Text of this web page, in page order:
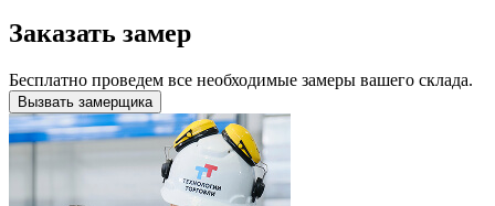
Заказать замер
Бесплатно проведем все необходимые замеры вашего склада.
Вызвать замерщика